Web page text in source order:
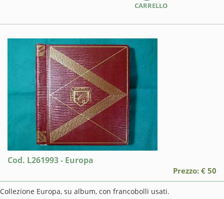
CARRELLO
Cod. L261993 - Europa
Prezzo: € 50
Collezione Europa, su album, con francobolli usati.